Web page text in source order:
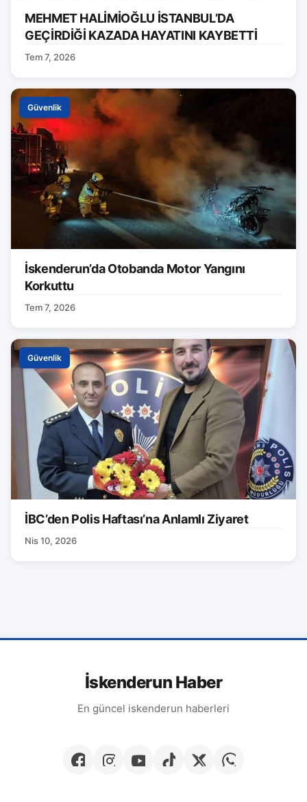
MEHMET HALİMİOĞLU İSTANBUL’DA
GEÇİRDİĞİ KAZADA HAYATINI KAYBETTİ
Tem 7, 2026
Güvenlik
İskenderun’da Otobanda Motor Yangını
Korkuttu
Tem 7, 2026
Güvenlik
İBC’den Polis Haftası’na Anlamlı Ziyaret
Nis 10, 2026
İskenderun Haber
En güncel iskenderun haberleri